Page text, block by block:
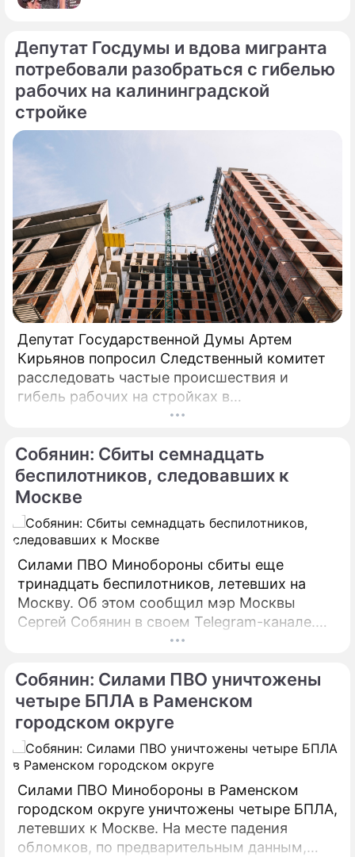
Депутат Госдумы и вдова мигранта
потребовали разобраться с гибелью
рабочих на калининградской
стройке
Депутат Государственной Думы Артем
Кирьянов попросил Следственный комитет
расследовать частые происшествия и
гибель рабочих на стройках в
Калининградской области.
распоряжении редакции) депутат направил
6 февраля 2025 года председателю СК РФ
Александру Бастрыкину. В письме Кирьянов
регионе продолжает расти.
Собянин: Сбиты семнадцать
беспилотников, следовавших к
Москве
Силами ПВО Минобороны сбиты еще
тринадцать беспилотников, летевших на
Москву. Об этом сообщил мэр Москвы
Сергей Собянин в своем Telegram-канале.
БПЛА уничтожены в городских округах
Собянин: Силами ПВО уничтожены
четыре БПЛА в Раменском
городском округе
Силами ПВО Минобороны в Раменском
городском округе уничтожены четыре БПЛА,
летевших к Москве. На месте падения
обломков, по предварительным данным,